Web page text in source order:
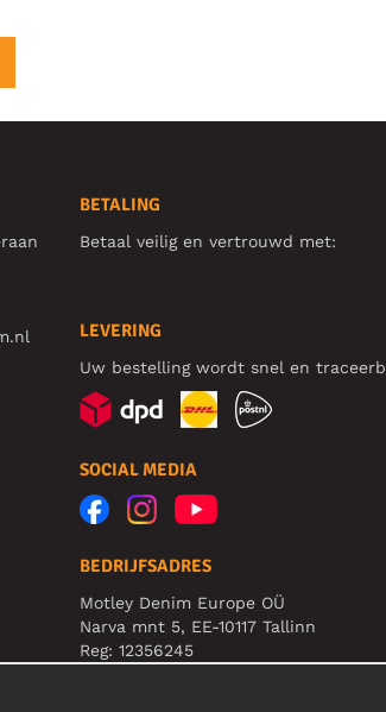
BETALING
Betaal veilig en vertrouwd met:
LEVERING
Uw bestelling wordt snel en
SOCIAL MEDIA
BEDRIJFSADRES
Motley Denim Europe OÜ
Narva mnt 5, EE-10117 Tallinn
Reg: 12356245